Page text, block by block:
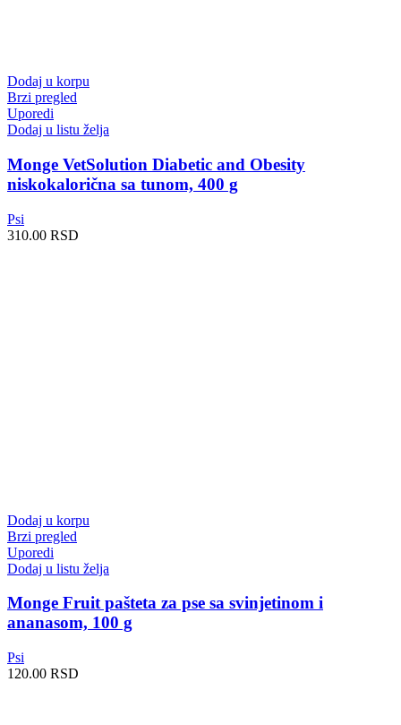
Dodaj u korpu
Brzi pregled
Uporedi
Dodaj u listu želja
Monge VetSolution Diabetic and Obesity
niskokalorična sa tunom, 400 g
Psi
310.00 RSD
Dodaj u korpu
Brzi pregled
Uporedi
Dodaj u listu želja
Monge Fruit pašteta za pse sa svinjetinom i
ananasom, 100 g
Psi
120.00 RSD